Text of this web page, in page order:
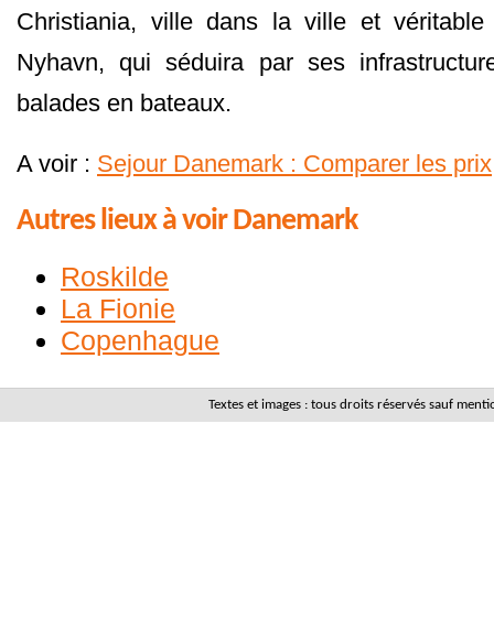
Christiania, ville dans la ville et
Nyhavn, qui séduira par ses
balades en bateaux.
A voir : Sejour Danemark : Comparer les prix
Autres lieux à voir Danemark
Roskilde
La Fionie
Copenhague
Textes et images : tous droits réservés sauf